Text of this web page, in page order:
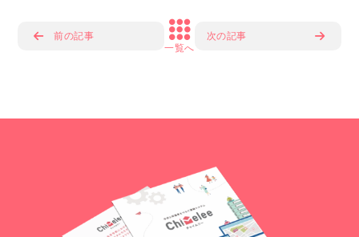
前の記事
一覧へ
次の記事